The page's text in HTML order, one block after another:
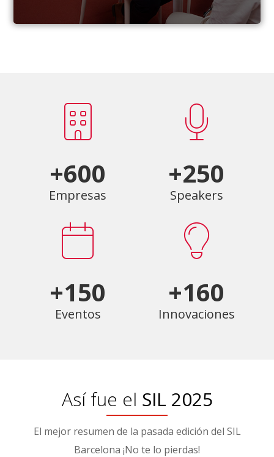
+600
Empresas
+250
Speakers
+150
Eventos
+160
Innovaciones
Así fue el SIL 2025
El mejor resumen de la pasada edición del SIL
Barcelona ¡No te lo pierdas!